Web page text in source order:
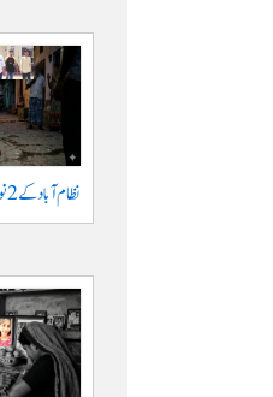
نظام آباد کے 2 نوجوانوں پر اشرار کا حملہ